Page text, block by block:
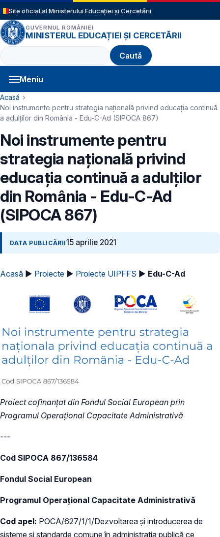
Sari la conținutul principal
Site oficial al Ministerului Educației și Cercetării
GUVERNUL ROMÂNIEI
MINISTERUL EDUCAȚIEI ȘI CERCETĂRII
Caută
Meniu
Navigație principală
Cale de navigare
Acasă
Noi instrumente pentru strategia națională privind educația continuă
a adulților din România - Edu-C-Ad (SIPOCA 867)
Noi instrumente pentru
strategia națională privind
educația continuă a adulților
din România - Edu-C-Ad
(SIPOCA 867)
DATA PUBLICĂRII15 aprilie 2021
Acasă ► Proiecte ► Proiecte UIPFFS ► Edu-C-Ad
Proiect cofinanțat din Fondul Social European prin
Programul Operațional Capacitate Administrativă
---
Cod SIPOCA 867/136584
Fondul Social European
Programul Operațional Capacitate Administrativă
Cod apel: POCA/627/1/1/Dezvoltarea și introducerea de
sisteme și standarde comune în administrația publică ce